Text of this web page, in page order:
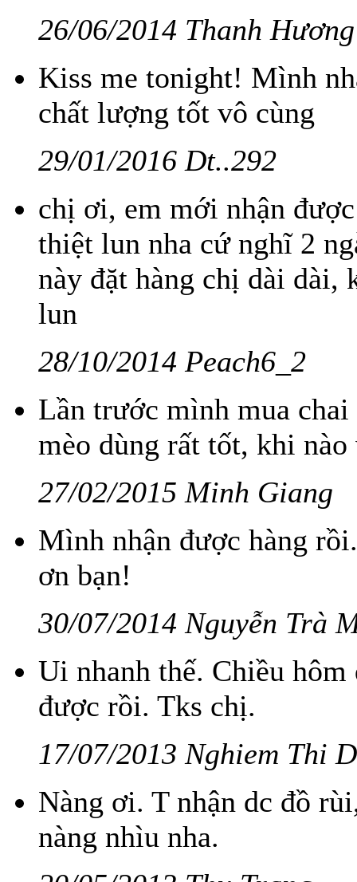
26/06/2014 Thanh Hương
Kiss me tonight! Mình
chất lượng tốt vô cùng
29/01/2016 Dt..292
chị ơi, em mới nhận
thiệt lun nha cứ nghĩ 2
này đặt hàng chị dài dài,
lun
28/10/2014 Peach6_2
Lần trước mình mua
mèo dùng rất tốt, khi
27/02/2015 Minh Giang
Mình nhận được hàng
ơn bạn!
30/07/2014 Nguyễn Trà
Ui nhanh thế. Chiều hôm
được rồi. Tks chị.
17/07/2013 Nghiem Thi
Nàng ơi. T nhận dc đồ
nàng nhìu nha.